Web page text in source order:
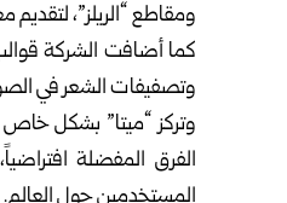
ومقاطع “الريلز”، لتقديم
كما أضافت الشركة قوالب
وتصفيفات الشعر في
الفرق المفضلة